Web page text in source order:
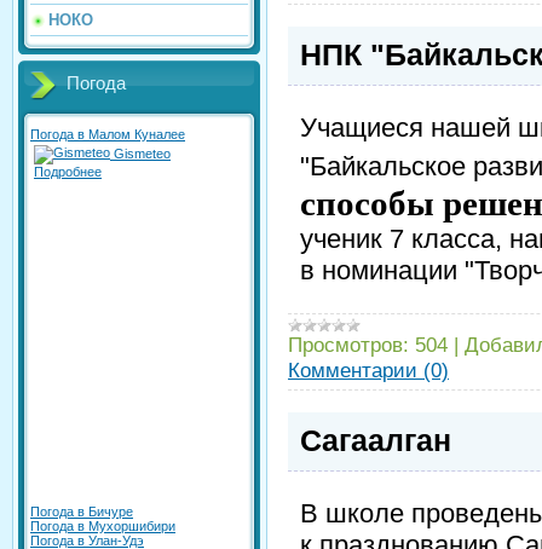
НОКО
Погода
Погода в Малом Куналее
Gismeteo
Подробнее
Погода в Бичуре
Погода в Мухоршибири
Погода в Улан-Удэ
НПК
Учащиеся нашей
"Байкальское
способы
ученик 7 класса,
в номинации
Просмотров: 504 |
Комментарии (0)
Сагаалган
В школе